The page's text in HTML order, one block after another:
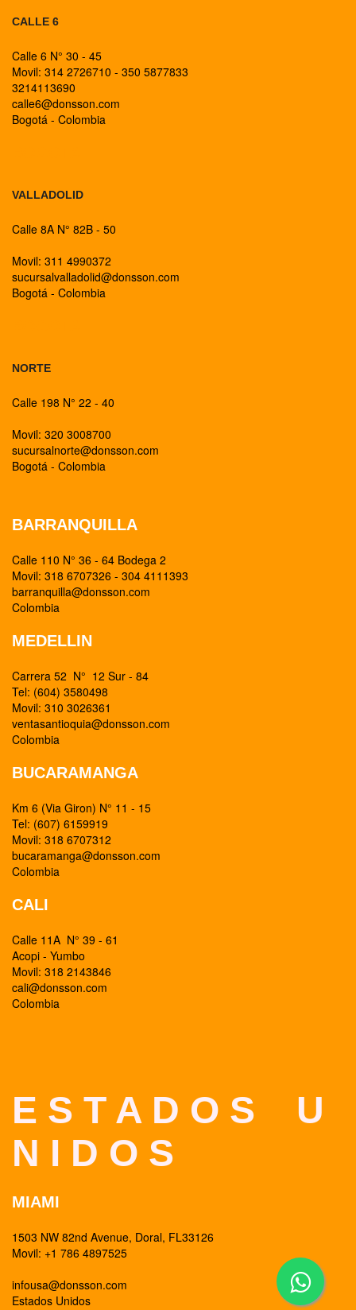
CALLE 6
Calle 6 N° 30 - 45
Movil: 314 2726710 - 350 5877833
3214113690
calle6@donsson.com
Bogotá - Colombia
VALLADOLID
Calle 8A N° 82B - 50
Movil: 311 4990372
sucursalvalladolid@donsson.com
Bogotá - Colombia
NORTE
Calle 198 N° 22 - 40
Movil: 320 3008700
sucursalnorte@donsson.com
Bogotá - Colombia
BARRANQUILLA
Calle 110 N° 36 - 64 Bodega 2
Movil: 318 6707326 - 304 4111393
barranquilla@donsson.com
Colombia
MEDELLIN
Carrera 52 N° 12 Sur - 84
Tel: (604) 3580498
Movil: 310 3026361
ventasantioquia@donsson.com
Colombia
BUCARAMANGA
Km 6 (Via Giron) N° 11 - 15
Tel: (607) 6159919
Movil: 318 6707312
bucaramanga@donsson.com
Colombia
CALI
Calle 11A N° 39 - 61
Acopi - Yumbo
Movil: 318 2143846
cali@donsson.com
Colombia
E S T A D O S U
N I D O S
MIAMI
1503 NW 82nd Avenue, Doral, FL33126
Movil: +1 786 4897525
infousa@donsson.com
Estados Unidos